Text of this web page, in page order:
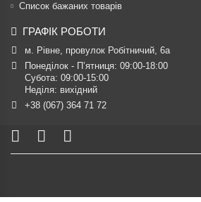
Список бажаних товарів
ГРАФІК РОБОТИ
м. Рівне, провулок Робітничий, 6а
Понеділок - П’ятниця: 09:00-18:00
Субота: 09:00-15:00
Неділя: вихідний
+38 (067) 364 71 72